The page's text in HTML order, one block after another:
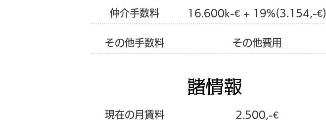
仲介手数料 16.600k-€ + 19%(3.154,-€)
​その他手数料 ​その他費用
現在の月賃料 2.500,-€